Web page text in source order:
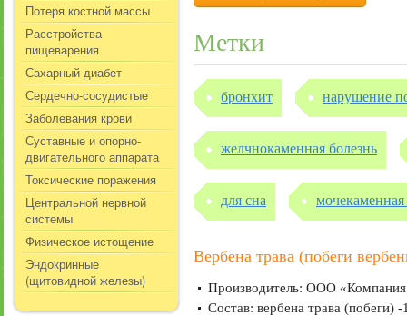
Потеря костной массы
Расстройства
пищеварения
Сахарный диабет
Сердечно-сосудистые
Заболевания крови
Суставные и опорно-
двигательного аппарата
Токсические поражения
Центральной нервной
системы
Физическое истощение
Эндокринные
(щитовидной железы)
Метки
бронхит нарушение
желчнокаменная болезнь
для сна мочекаменная
Вербена трава (побеги
Производитель: ООО «Компания
Состав: вербена трава (побеги)